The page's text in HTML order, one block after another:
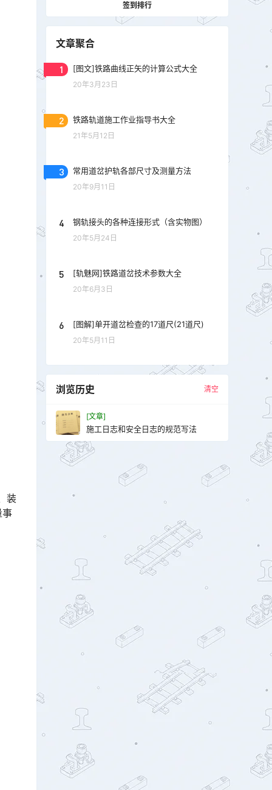
装
事
签到排行
文章聚合
1 [图文]铁路曲线正矢的计算公式大全
20年3月23日
2 铁路轨道施工作业指导书大全
21年5月12日
3 常用道岔护轨各部尺寸及测量方法
20年9月11日
4 钢轨接头的各种连接形式（含实物图）
20年5月24日
5 [轨魅网]铁路道岔技术参数大全
20年6月3日
6 [图解]单开道岔检查的17道尺(21道尺)
20年5月11日
浏览历史 清空
[文章]
施工日志和安全日志的规范写法